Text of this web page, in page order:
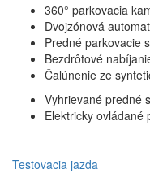
360° parkovacia
Dvojzónová
Predné parkovacie
Bezdrôtové
Čalúnenie ze
Vyhrievané predné
Elektricky ovládané
Testovacia jazda